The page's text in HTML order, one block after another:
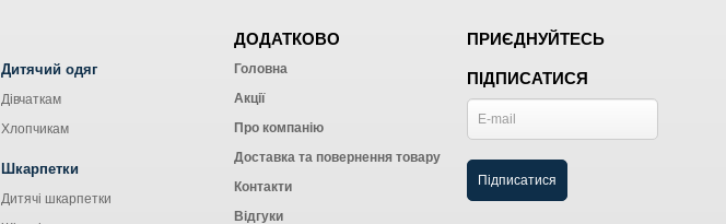
Дитячий одяг
Дівчаткам
Хлопчикам
Шкарпетки
Дитячі шкарпетки
ДОДАТКОВО
Головна
Акції
Про компанію
Доставка та повернення товару
Контакти
Відгуки
ПРИЄДНУЙТЕСЬ
ПІДПИСАТИСЯ